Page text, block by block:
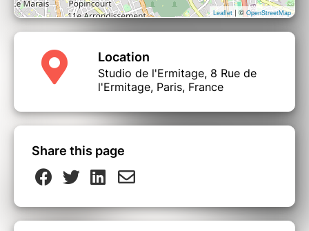
Leaflet | © OpenStreetMap
Location
Studio de l'Ermitage, 8 Rue de
l'Ermitage, Paris, France
Share this page